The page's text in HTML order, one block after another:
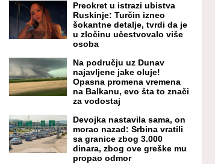
Preokret u istrazi ubistva
Ruskinje: Turčin izneo
šokantne detalje, tvrdi da je
u zločinu učestvovalo više
osoba
Na području uz Dunav
najavljene jake oluje!
Opasna promena vremena
na Balkanu, evo šta to znači
za vodostaj
Devojka nastavila sama, on
morao nazad: Srbina vratili
sa granice zbog 3.000
dinara, zbog ove greške mu
propao odmor